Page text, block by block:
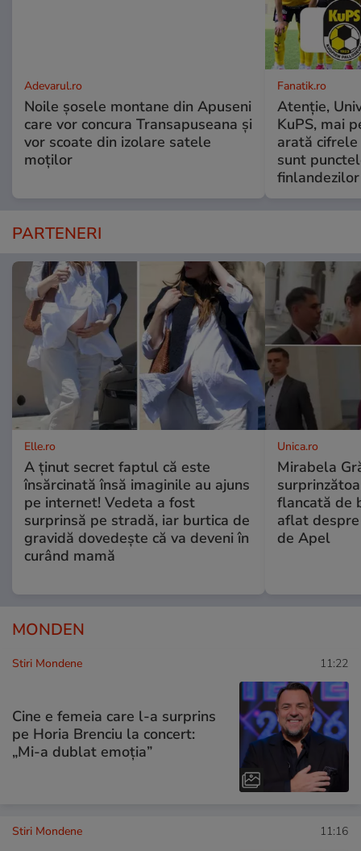
Adevarul.ro
Noile șosele montane din Apuseni
care vor concura Transapuseana și
vor scoate din izolare satele
moților
Fanatik.ro
Atenție,
KuPS, mai
arată
sunt
finlandezilor
PARTENERI
Elle.ro
A ținut secret faptul că este
însărcinată însă imaginile au ajuns
pe internet! Vedeta a fost
surprinsă pe stradă, iar burtica de
gravidă dovedește că va deveni în
curând mamă
Unica.ro
Mirabela
flancată de
aflat
de Apel
MONDEN
Stiri Mondene 11:22
Cine e femeia care l-a surprins
pe Horia Brenciu la concert:
„Mi-a dublat emoția”
Stiri Mondene 11:16